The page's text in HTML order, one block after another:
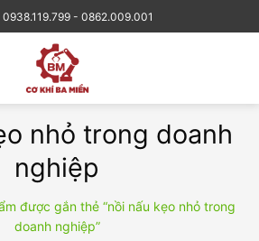
0938.119.799 - 0862.009.001
nhỏ trong doanh
nghiệp
được gắn thẻ “nồi nấu kẹo nhỏ trong
doanh nghiệp”